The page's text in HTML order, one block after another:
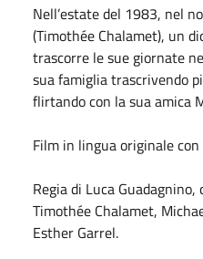
Nell’estate del 1983, nel
(Timothée Chalamet), un
trascorre le sue giornate
sua famiglia trascrivendo
flirtando con la sua amica
Film in lingua originale
Regia di Luca
Timothée Chalamet,
Esther Garrel.